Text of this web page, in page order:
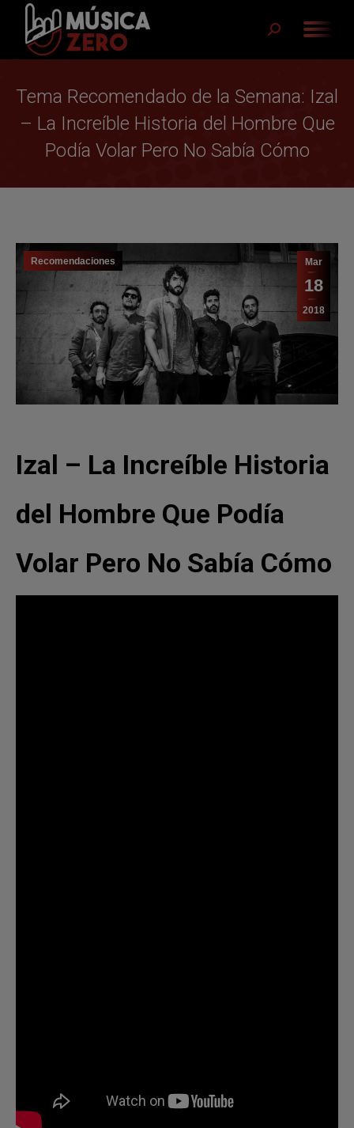
Buscar:
Tema Recomendado de la Semana: Izal
– La Increíble Historia del Hombre Que
Podía Volar Pero No Sabía Cómo
Mar
18
2018
Recomendaciones
Izal – La Increíble Historia
del Hombre Que Podía
Volar Pero No Sabía Cómo